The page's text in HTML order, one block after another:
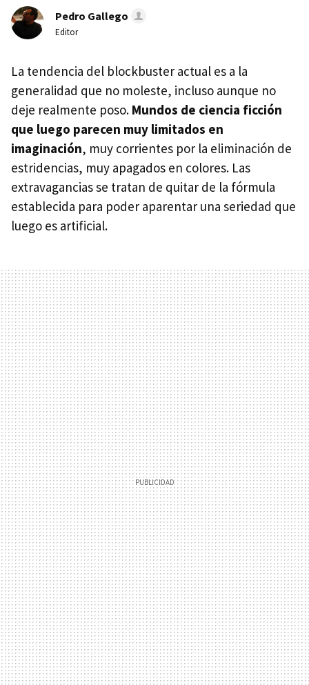
Pedro Gallego
Editor
La tendencia del blockbuster actual es a la
generalidad que no moleste, incluso aunque no
deje realmente poso. Mundos de ciencia ficción
que luego parecen muy limitados en
imaginación, muy corrientes por la eliminación de
estridencias, muy apagados en colores. Las
extravagancias se tratan de quitar de la fórmula
establecida para poder aparentar una seriedad que
luego es artificial.